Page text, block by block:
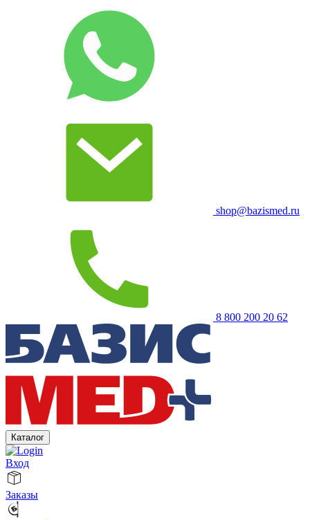
shop@bazismed.ru
8 800 200 20 62
Каталог
Вход
Заказы